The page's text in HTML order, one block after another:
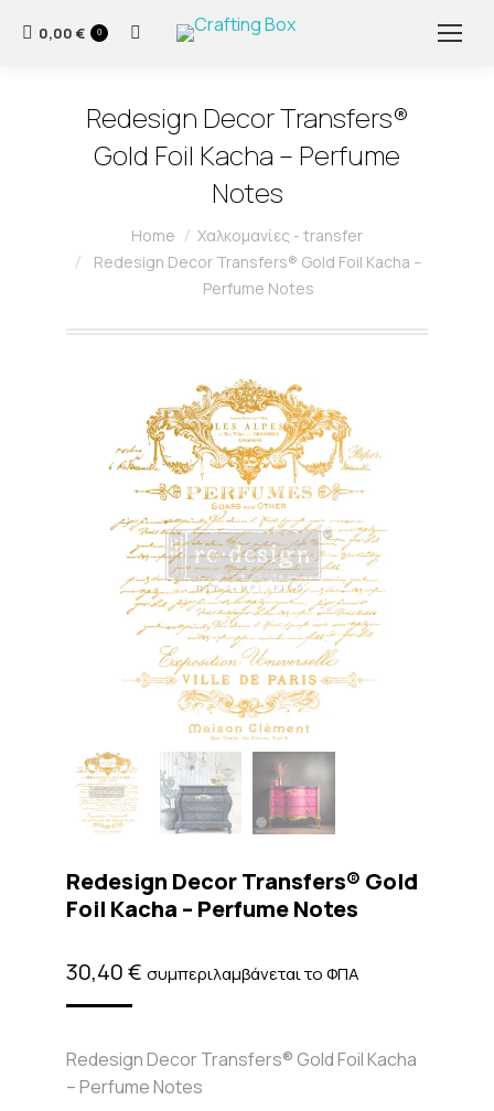
0,00 € 0 Search:
Redesign Decor Transfers®
Gold Foil Kacha – Perfume
Notes
You are here:
Home
Χαλκομανίες - transfer
Redesign Decor Transfers® Gold Foil Kacha –
Perfume Notes
Redesign Decor Transfers® Gold
Foil Kacha – Perfume Notes
30,40€ συμπεριλαμβάνεται το ΦΠΑ
Redesign Decor Transfers® Gold Foil Kacha
– Perfume Notes